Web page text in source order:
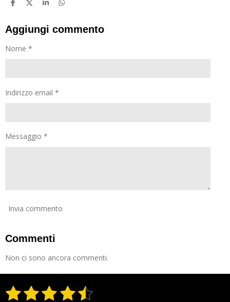
C
d
i
i
C
d
i
i
C
d
i
C
d
i
Aggiungi commento
Nome *
Indirizzo email *
Messaggio *
Invia commento
Commenti
Non ci sono ancora commenti.
V
1 2 3 4 5
I